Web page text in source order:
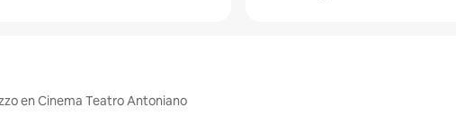
en Cinema Teatro Antoniano